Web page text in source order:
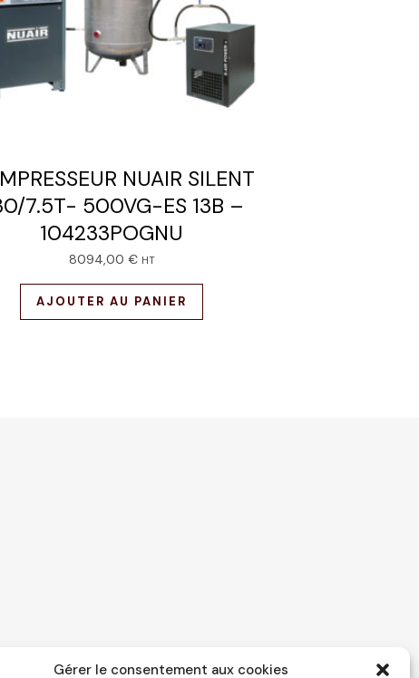
Gérer le consentement aux cookies
NUAIR SILENT
7.5T- 500VG-ES 13B –
104233POGNU
8094,00 € HT
AJOUTER AU PANIER